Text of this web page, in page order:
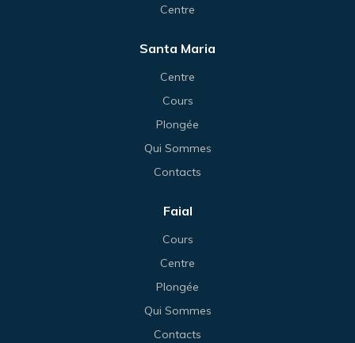
Centre
Santa Maria
Centre
Cours
Plongée
Qui Sommes
Contacts
Faial
Cours
Centre
Plongée
Qui Sommes
Contacts